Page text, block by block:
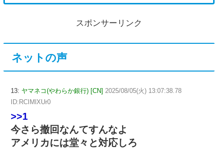
スポンサーリンク
ネットの声
13: ヤマネコ(やわらか銀行) [CN] 2025/08/05(火) 13:07:38.78
ID:RCIMlXUr0
>>1
今さら撤回なんてすんなよ
アメリカには堂々と対応しろ